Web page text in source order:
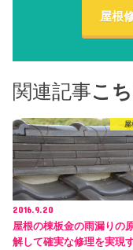
屋根
関連記事こ
屋
2016.9.20
屋根の棟板金の雨漏りの
解して確実な修理を実現